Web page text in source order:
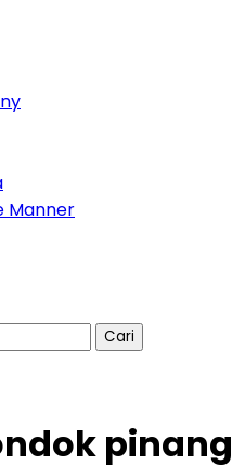
Manner
pinang